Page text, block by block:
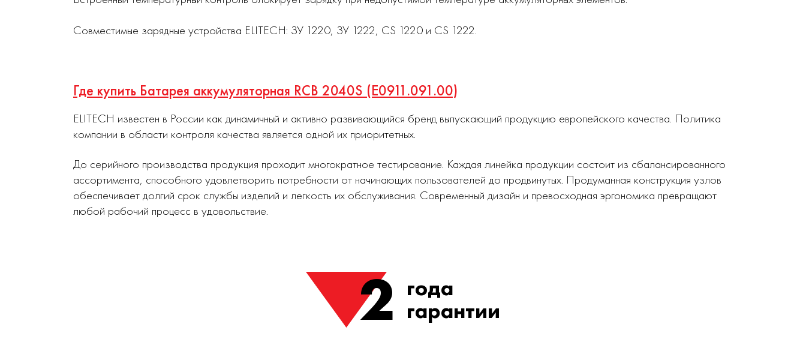
Совместимые зарядные устройства ELITECH: ЗУ 1220, ЗУ 1222, CS 1220 и CS 1222.
Где купить Батарея аккумуляторная RCB 2040S (E0911.091.00)
ELITECH известен в России как динамичный и активно развивающийся бренд выпускающий продукцию европейского качества. Политика
компании в области контроля качества является одной их приоритетных.
До серийного производства продукция проходит многократное тестирование. Каждая линейка продукции состоит из сбалансированного
ассортимента, способного удовлетворить потребности от начинающих пользователей до продвинутых. Продуманная конструкция узлов
обеспечивает долгий срок службы изделий и легкость их обслуживания. Современный дизайн и превосходная эргономика превращают
любой рабочий процесс в удовольствие.
2 года
гарантии